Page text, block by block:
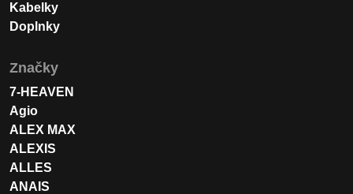
Kabelky
Doplnky
Značky
7-HEAVEN
Agio
ALEX MAX
ALEXIS
ALLES
ANAIS